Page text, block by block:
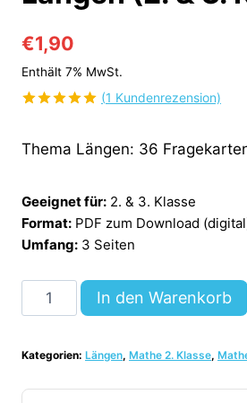
€1,90
Enthält 7% MwSt.
von 5,
Kundenbewertung
(1 Kundenrezension)
Thema Längen: 36
Geeignet für: 2. & 3. Klasse
Format: PDF zum Download
Umfang: 3 Seiten
Fragekarten:
Thema
(2.
&
In den Warenkorb
Kategorien: Längen, Mathe 2. Klasse,